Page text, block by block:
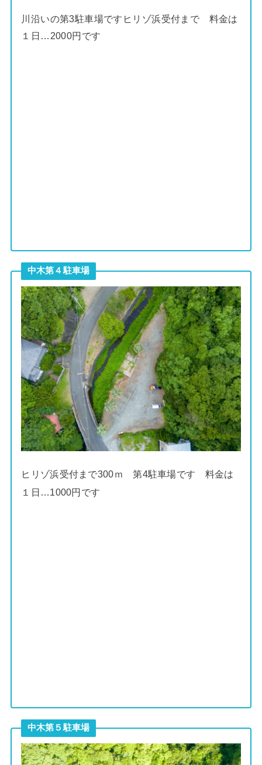
川沿いの第3駐車場ですヒリゾ浜受付まで 料金は
１日…2000円です
中木第４駐車場
ヒリゾ浜受付まで300ｍ 第4駐車場です 料金は
１日…1000円です
中木第５駐車場